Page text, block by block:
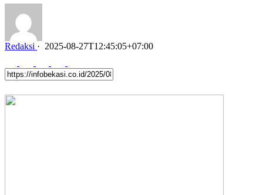
Redaksi · 2025-08-27T12:45:05+07:00